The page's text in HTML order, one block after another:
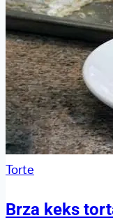
Torte
Brza keks